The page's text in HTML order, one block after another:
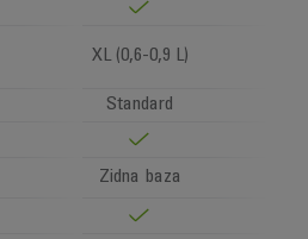
XL (0,6-0,9 L)
Standard
Zidna baza